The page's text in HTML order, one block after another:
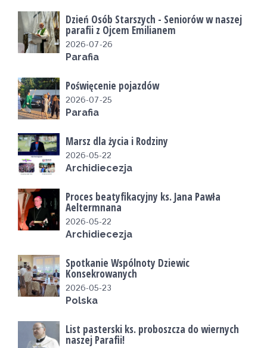
Dzień Osób Starszych - Seniorów w naszej
parafii z Ojcem Emilianem
2026-07-26
Parafia
Poświęcenie pojazdów
2026-07-25
Parafia
Marsz dla życia i Rodziny
2026-05-22
Archidiecezja
Proces beatyfikacyjny ks. Jana Pawła
Aeltermnana
2026-05-22
Archidiecezja
Spotkanie Wspólnoty Dziewic
Konsekrowanych
2026-05-23
Polska
List pasterski ks. proboszcza do wiernych
naszej Parafii!